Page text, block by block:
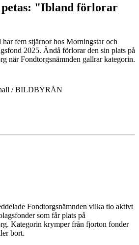
petas: "Ibland förlorar
har fem stjärnor hos Morningstar och
2025. Ändå förlorar den sin plats på
när Fondtorgsnämnden gallrar kategorin.
/ BILDBYRÅN
Fondtorgsnämnden vilka tio aktivt
som får plats på
Kategorin krymper från fjorton fonder
bort.